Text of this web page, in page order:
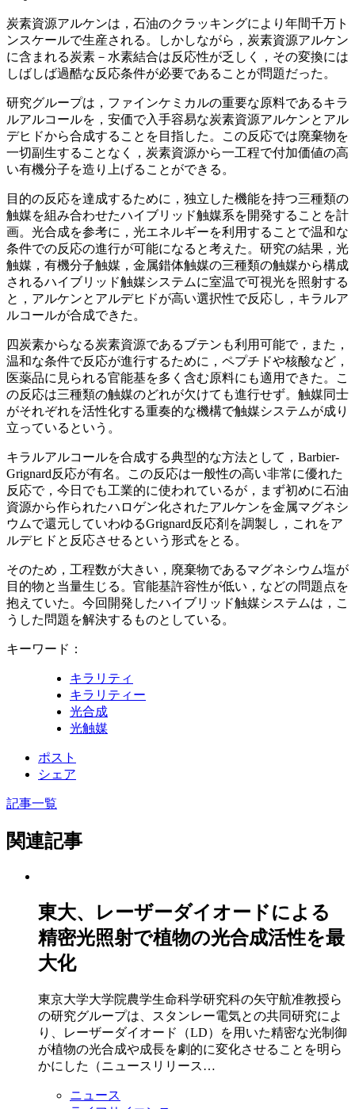
炭素資源アルケンは，石油のクラッキングにより年間千万ト
ンスケールで生産される。しかしながら，炭素資源アルケン
に含まれる炭素－水素結合は反応性が乏しく，その変換には
しばしば過酷な反応条件が必要であることが問題だった。
研究グループは，ファインケミカルの重要な原料であるキラ
ルアルコールを，安価で入手容易な炭素資源アルケンとアル
デヒドから合成することを目指した。この反応では廃棄物を
一切副生することなく，炭素資源から一工程で付加価値の高
い有機分子を造り上げることができる。
目的の反応を達成するために，独立した機能を持つ三種類の
触媒を組み合わせたハイブリッド触媒系を開発することを計
画。光合成を参考に，光エネルギーを利用することで温和な
条件での反応の進行が可能になると考えた。研究の結果，光
触媒，有機分子触媒，金属錯体触媒の三種類の触媒から構成
されるハイブリッド触媒システムに室温で可視光を照射する
と，アルケンとアルデヒドが高い選択性で反応し，キラルア
ルコールが合成できた。
四炭素からなる炭素資源であるブテンも利用可能で，また，
温和な条件で反応が進行するために，ペプチドや核酸など，
医薬品に見られる官能基を多く含む原料にも適用できた。こ
の反応は三種類の触媒のどれが欠けても進行せず。触媒同士
がそれぞれを活性化する重奏的な機構で触媒システムが成り
立っているという。
キラルアルコールを合成する典型的な方法として，Barbier-
Grignard反応が有名。この反応は一般性の高い非常に優れた
反応で，今日でも工業的に使われているが，まず初めに石油
資源から作られたハロゲン化されたアルケンを金属マグネシ
ウムで還元していわゆるGrignard反応剤を調製し，これをア
ルデヒドと反応させるという形式をとる。
そのため，工程数が大きい，廃棄物であるマグネシウム塩が
目的物と当量生じる。官能基許容性が低い，などの問題点を
抱えていた。今回開発したハイブリッド触媒システムは，こ
うした問題を解決するものとしている。
キーワード：
キラリティ
キラリティー
光合成
光触媒
ポスト
シェア
記事一覧
関連記事
東大、レーザーダイオードによる
精密光照射で植物の光合成活性を最
大化
東京大学大学院農学生命科学研究科の矢守航准教授ら
の研究グループは、スタンレー電気との共同研究によ
り、レーザーダイオード（LD）を用いた精密な光制御
が植物の光合成や成長を劇的に変化させることを明ら
かにした（ニュースリリース…
ニュース